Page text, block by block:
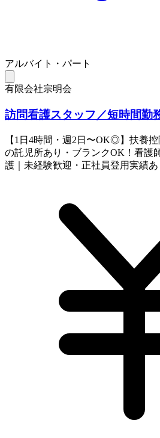
アルバイト・パート
有限会社宗明会
訪問看護スタッフ／短時間勤
【1日4時間・週2日〜OK◎】扶養
の託児所あり・ブランクOK！看護
護｜未経験歓迎・正社員登用実績